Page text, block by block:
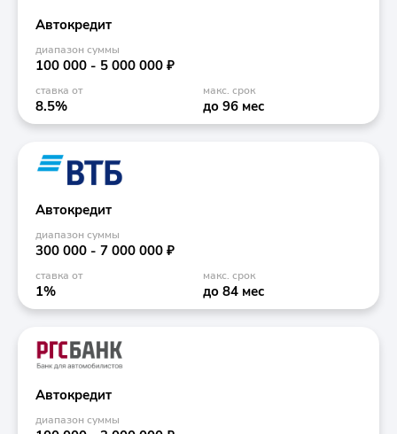
Автокредит
ставка от
8.5%
диапазон суммы
100 000 - 5 000 000 ₽
макс. срок
до 96 мес
Автокредит
ставка от
1%
диапазон суммы
300 000 - 7 000 000 ₽
макс. срок
до 84 мес
Автокредит
диапазон суммы